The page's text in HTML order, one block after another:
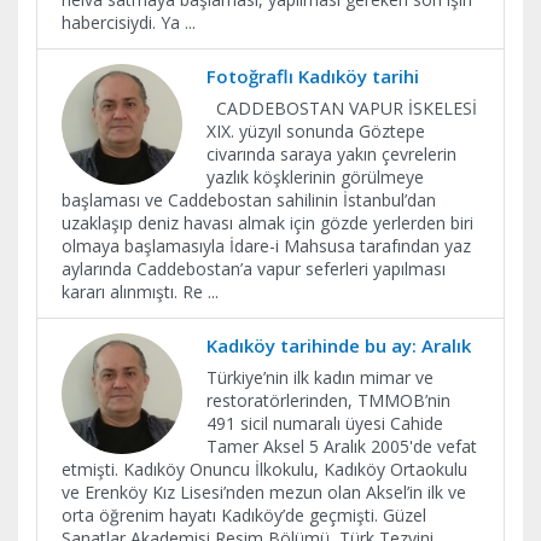
habercisiydi. Ya ...
Fotoğraflı Kadıköy tarihi
CADDEBOSTAN VAPUR İSKELESİ
XIX. yüzyıl sonunda Göztepe
civarında saraya yakın çevrelerin
yazlık köşklerinin görülmeye
başlaması ve Caddebostan sahilinin İstanbul’dan
uzaklaşıp deniz havası almak için gözde yerlerden biri
olmaya başlamasıyla İdare-i Mahsusa tarafından yaz
aylarında Caddebostan’a vapur seferleri yapılması
kararı alınmıştı. Re ...
Kadıköy tarihinde bu ay: Aralık
Türkiye’nin ilk kadın mimar ve
restoratörlerinden, TMMOB’nin
491 sicil numaralı üyesi Cahide
Tamer Aksel 5 Aralık 2005'de vefat
etmişti. Kadıköy Onuncu İlkokulu, Kadıköy Ortaokulu
ve Erenköy Kız Lisesi’nden mezun olan Aksel’in ilk ve
orta öğrenim hayatı Kadıköy’de geçmişti. Güzel